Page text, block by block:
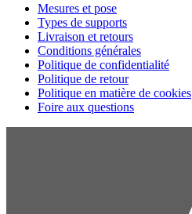
Mesures et pose
Types de supports
Livraison et retours
Conditions générales
Politique de confidentialité
Politique de retour
Politique en matière de cookies
Foire aux questions